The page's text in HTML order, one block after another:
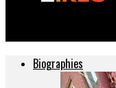
Biographies